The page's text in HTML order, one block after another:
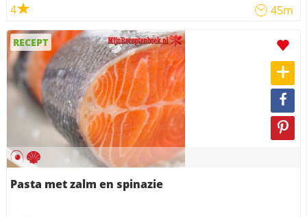
4 45m
RECEPT
Pasta met zalm en spinazie